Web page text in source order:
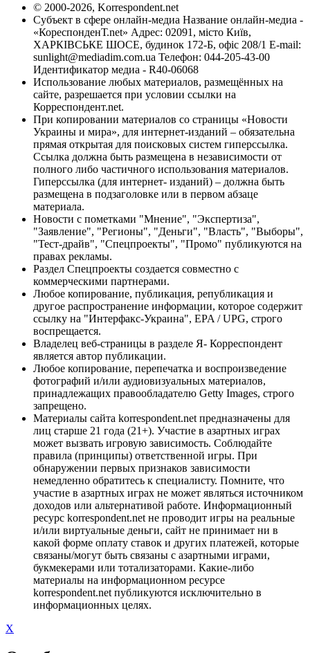
© 2000-2026, Korrespondent.net
Субъект в сфере онлайн-медиа Название онлайн-медиа -
«КореспонденТ.net» Адрес: 02091, місто Київ,
ХАРКІВСЬКЕ ШОСЕ, будинок 172-Б, офіс 208/1 E-mail:
sunlight@mediadim.com.ua Телефон: 044-205-43-00
Идентификатор медиа - R40-06068
Использование любых материалов, размещённых на
сайте, разрешается при условии ссылки на
Корреспондент.net.
При копировании материалов со страницы «Новости
Украины и мира», для интернет-изданий – обязательна
прямая открытая для поисковых систем гиперссылка.
Ссылка должна быть размещена в независимости от
полного либо частичного использования материалов.
Гиперссылка (для интернет- изданий) – должна быть
размещена в подзаголовке или в первом абзаце
материала.
Новости с пометками "Мнение", "Экспертиза",
"Заявление", "Регионы", "Деньги", "Власть", "Выборы",
"Тест-драйв", "Спецпроекты", "Промо" публикуются на
правах рекламы.
Раздел Спецпроекты создается совместно с
коммерческими партнерами.
Любое копирование, публикация, републикация и
другое распространение информации, которое содержит
ссылку на "Интерфакс-Украина", EPA / UPG, строго
воспрещается.
Владелец веб-страницы в разделе Я- Корреспондент
является автор публикации.
Любое копирование, перепечатка и воспроизведение
фотографий и/или аудиовизуальных материалов,
принадлежащих правообладателю Getty Images, строго
запрещено.
Материалы сайта korrespondent.net предназначены для
лиц старше 21 года (21+). Участие в азартных играх
может вызвать игровую зависимость. Соблюдайте
правила (принципы) ответственной игры. При
обнаружении первых признаков зависимости
немедленно обратитесь к специалисту. Помните, что
участие в азартных играх не может являться источником
доходов или альтернативой работе. Информационный
ресурс korrespondent.net не проводит игры на реальные
и/или виртуальные деньги, сайт не принимает ни в
какой форме оплату ставок и других платежей, которые
связаны/могут быть связаны с азартными играми,
букмекерами или тотализаторами. Какие-либо
материалы на информационном ресурсе
korrespondent.net публикуются исключительно в
информационных целях.
X